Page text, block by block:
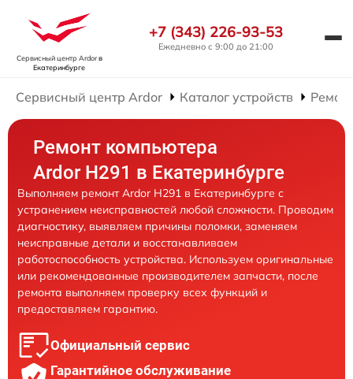
Сервисный центр Ardorв
Екатеринбурге
+7 (343) 226-93-53
Ежедневно с 9:00 до 21:00
Сервисный центр Ardor Каталог устройств
Ремонт компьютера
Ardor H291 в Екатеринбурге
Выполняем ремонт Ardor H291 в Екатеринбурге с
устранением неисправностей любой сложности. Проводим
диагностику, выявляем причины поломки, заменяем
неисправные детали и восстанавливаем
работоспособность устройства. Используем оригинальные
или рекомендованные производителем запчасти, после
ремонта выполняем проверку всех функций и
предоставляем гарантию.
Официальный сервис
Гарантийное обслуживание